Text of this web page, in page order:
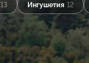
13 Ингушетия 12